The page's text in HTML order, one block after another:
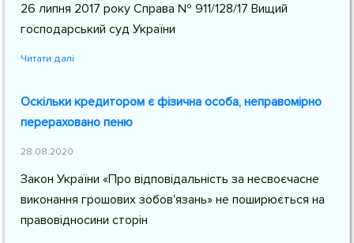
26 липня 2017 року Справа № 911/128/17 Вищий
господарський суд України
Читати далі
Оскільки кредитором є фізична особа, неправомірно
перераховано пеню
28.08.2020
Закон України «Про відповідальність за несвоєчасне
виконання грошових зобов'язань» не поширюється на
правовідносини сторін